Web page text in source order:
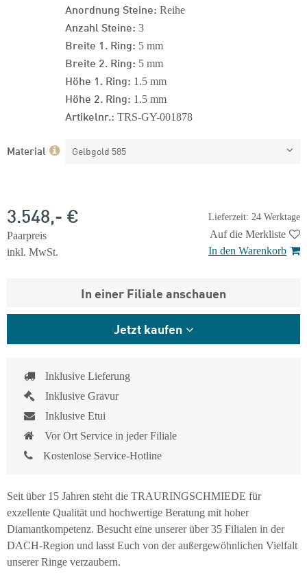
Anordnung Steine: Reihe
Anzahl Steine: 3
Breite 1. Ring: 5 mm
Breite 2. Ring: 5 mm
Höhe 1. Ring: 1.5 mm
Höhe 2. Ring: 1.5 mm
Artikelnr.: TRS-GY-001878
Material Gelbgold 585
Lieferzeit: 24 Werktage
3.548,- €
Paarpreis
inkl. MwSt.
Auf die Merkliste
In den Warenkorb
In einer Filiale anschauen
Jetzt kaufen
Inklusive Lieferung
Inklusive Gravur
Inklusive Etui
Vor Ort Service in jeder Filiale
Kostenlose Service-Hotline
Seit über 15 Jahren steht die TRAURINGSCHMIEDE für
exzellente Qualität und hochwertige Beratung mit hoher
Diamantkompetenz. Besucht eine unserer über 35 Filialen in der
DACH-Region und lasst Euch von der außergewöhnlichen Vielfalt
unserer Ringe verzaubern.